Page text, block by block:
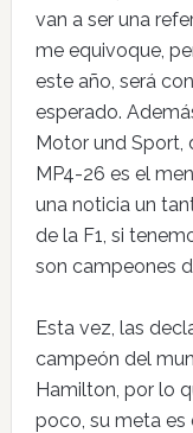
van a ser una
me equivoque,
este año, será
esperado.
Motor und Sport,
MP4-26 es el
una noticia un
de la F1, si
son campeones
Esta vez, las
campeón del
Hamilton, por lo
poco, su meta es